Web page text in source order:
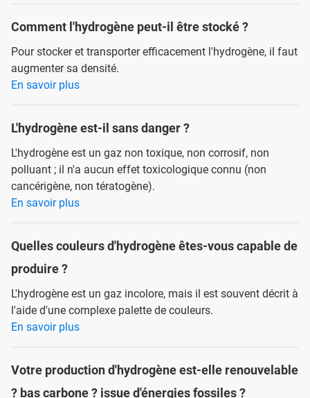
Comment l'hydrogène peut-il être stocké ?
Pour stocker et transporter efficacement l'hydrogène, il faut
augmenter sa densité.
En savoir plus
L'hydrogène est-il sans danger ?
L'hydrogène est un gaz non toxique, non corrosif, non
polluant ; il n'a aucun effet toxicologique connu (non
cancérigène, non tératogène).
En savoir plus
Quelles couleurs d'hydrogène êtes-vous capable de
produire ?
L'hydrogène est un gaz incolore, mais il est souvent décrit à
l'aide d'une complexe palette de couleurs.
En savoir plus
Votre production d'hydrogène est-elle renouvelable
? bas carbone ? issue d'énergies fossiles ?